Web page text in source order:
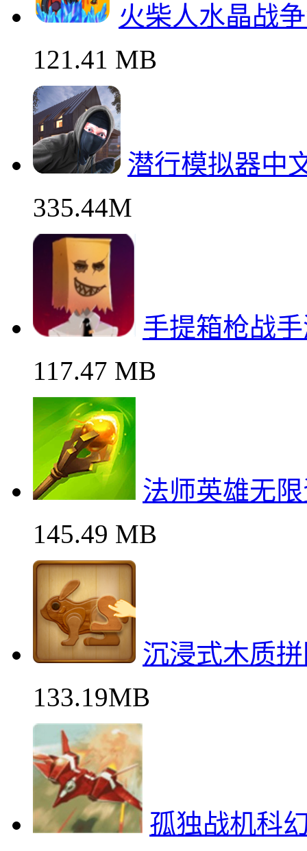
火柴人水晶战
121.41 MB
潜行模拟器中
335.44M
手提箱枪战
117.47 MB
法师英雄无
145.49 MB
沉浸式木质
133.19MB
孤独战机科